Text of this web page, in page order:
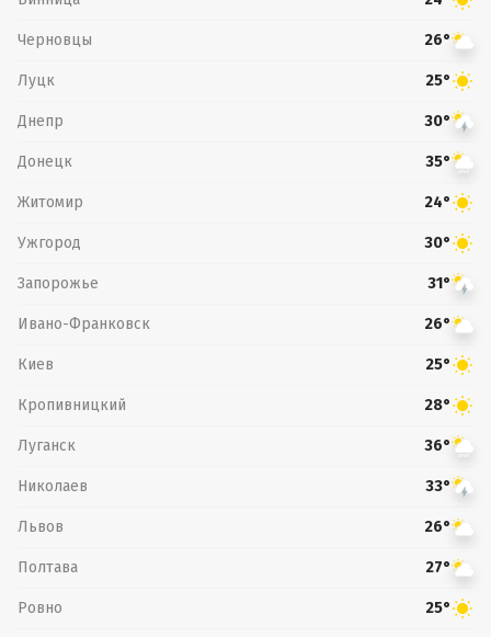
Черновцы 26°
Луцк 25°
Днепр 30°
Донецк 35°
Житомир 24°
Ужгород 30°
Запорожье 31°
Ивано-Франковск 26°
Киев 25°
Кропивницкий 28°
Луганск 36°
Николаев 33°
Львов 26°
Полтава 27°
Ровно 25°